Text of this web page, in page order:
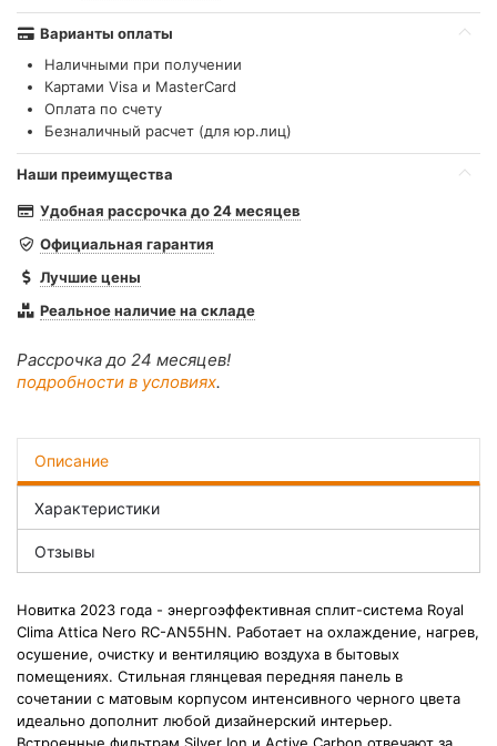
Варианты оплаты
Наличными при получении
Картами Visa и MasterCard
Оплата по счету
Безналичный расчет (для юр.лиц)
Наши преимущества
Удобная рассрочка до 24 месяцев
Официальная гарантия
Лучшие цены
Реальное наличие на складе
Рассрочка до 24 месяцев!
подробности в условиях.
Описание
Характеристики
Отзывы
Новитка 2023 года - энергоэффективная сплит-система Royal
Clima Attica Nero RC-AN55HN. Работает на охлаждение, нагрев,
осушение, очистку и вентиляцию воздуха в бытовых
помещениях. Стильная глянцевая передняя панель в
сочетании с матовым корпусом интенсивного черного цвета
идеально дополнит любой дизайнерский интерьер.